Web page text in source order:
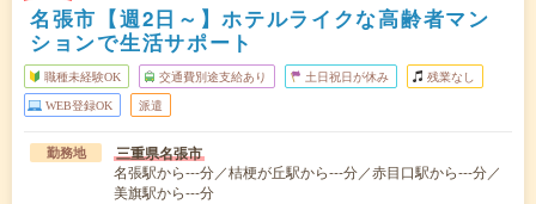
名張市【週2日～】ホテルライクな高齢者マン
ションで生活サポート
職種未経験OK 交通費別途支給あり 土日祝日が休み 残業なし
WEB登録OK 派遣
勤務地 三重県名張市
名張駅から---分／桔梗が丘駅から---分／赤目口駅から---分／
美旗駅から---分